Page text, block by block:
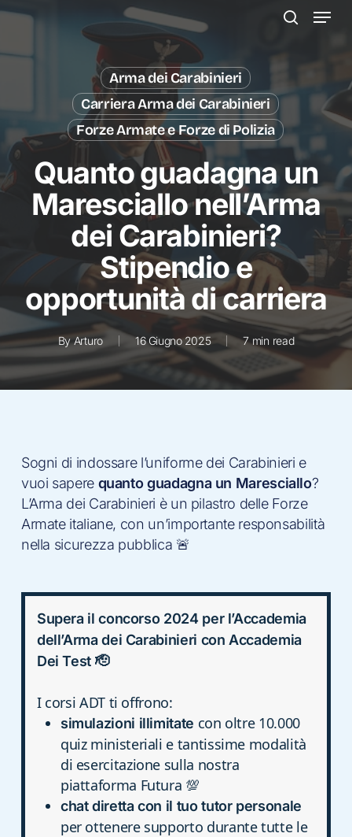
Skip
main
Menu
Arma dei Carabinieri
Carriera Arma dei Carabinieri
Forze Armate e Forze di Polizia
Quanto guadagna un
Maresciallo nell’Arma
dei Carabinieri?
Stipendio e
opportunità di carriera
By Arturo 16 Giugno 2025 7 min read
Sogni di indossare l’uniforme dei Carabinieri e
vuoi sapere quanto guadagna un Maresciallo?
L’Arma dei Carabinieri è un pilastro delle Forze
Armate italiane, con un’importante responsabilità
nella sicurezza pubblica 🚨
Supera il concorso 2024 per l’Accademia
dell’Arma dei Carabinieri con Accademia
Dei Test 🫡
I corsi ADT ti offrono:
simulazioni illimitate con oltre 10.000
quiz ministeriali e tantissime modalità
di esercitazione sulla nostra
piattaforma Futura 💯
chat diretta con il tuo tutor personale
per ottenere supporto durante tutte le